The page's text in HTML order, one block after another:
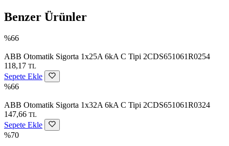
Benzer Ürünler
%66
ABB Otomatik Sigorta 1x25A 6kA C Tipi 2CDS651061R0254
118,17 TL
Sepete Ekle
%66
ABB Otomatik Sigorta 1x32A 6kA C Tipi 2CDS651061R0324
147,66 TL
Sepete Ekle
%70